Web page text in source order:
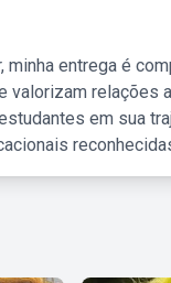
minha entrega é
valorizam relações
em sua